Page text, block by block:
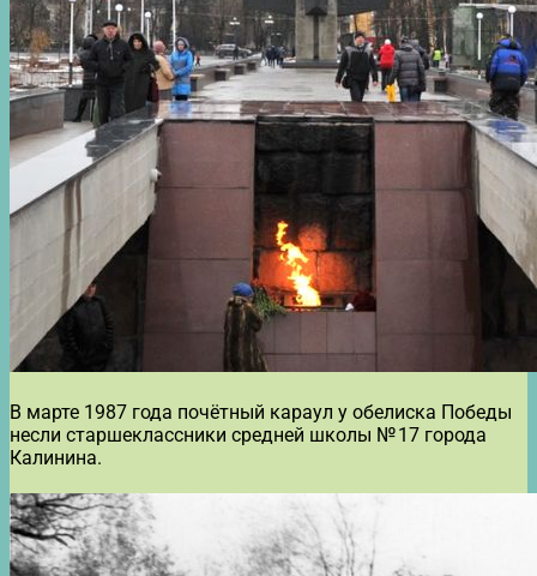
В марте 1987 года почётный караул у обелиска Победы
несли старшеклассники средней школы № 17 города
Калинина.